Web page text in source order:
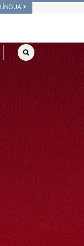
LÍNGUA